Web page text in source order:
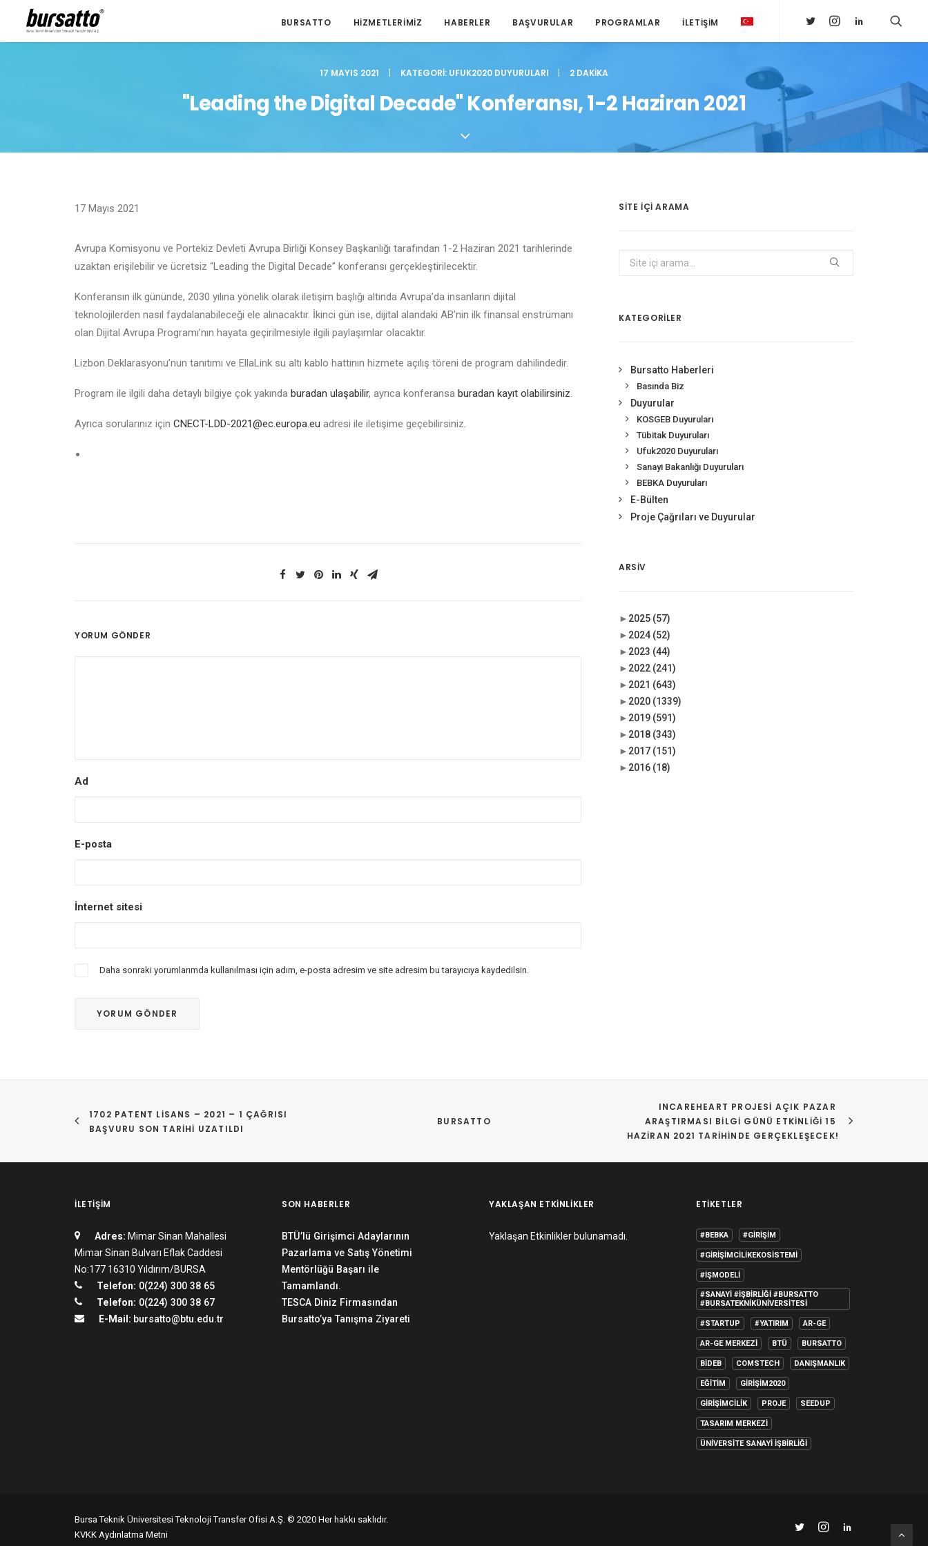
BURSATTO HIZMETLERIMIZ HABERLER BAŞVURULAR PROGRAMLAR İLETIŞIM
17 MAYIS 2021 | KATEGORI: UFUK2020 DUYURULARI | 2 DAKIKA
"Leading the Digital Decade" Konferansı, 1-2 Haziran 2021
17 Mayıs 2021
Avrupa Komisyonu ve Portekiz Devleti Avrupa Birliği Konsey Başkanlığı tarafından 1-2 Haziran 2021 tarihlerinde
uzaktan erişilebilir ve ücretsiz “Leading the Digital Decade” konferansı gerçekleştirilecektir.
Konferansın ilk gününde, 2030 yılına yönelik olarak iletişim başlığı altında Avrupa’da insanların dijital
teknolojilerden nasıl faydalanabileceği ele alınacaktır. İkinci gün ise, dijital alandaki AB’nin ilk finansal enstrümanı
olan Dijital Avrupa Programı’nın hayata geçirilmesiyle ilgili paylaşımlar olacaktır.
Lizbon Deklarasyonu’nun tanıtımı ve EllaLink su altı kablo hattının hizmete açılış töreni de program dahilindedir.
Program ile ilgili daha detaylı bilgiye çok yakında buradan ulaşabilir, ayrıca konferansa buradan kayıt olabilirsiniz.
Ayrıca sorularınız için CNECT-LDD-2021@ec.europa.eu adresi ile iletişime geçebilirsiniz.
YORUM GÖNDER
Ad
E-posta
İnternet sitesi
Daha sonraki yorumlarımda kullanılması için adım, e-posta adresim ve site adresim bu tarayıcıya kaydedilsin.
SITE IÇI ARAMA
KATEGORİLER
Bursatto Haberleri
Basında Biz
Duyurular
KOSGEB Duyuruları
Tübitak Duyuruları
Ufuk2020 Duyuruları
Sanayi Bakanlığı Duyuruları
BEBKA Duyuruları
E-Bülten
Proje Çağrıları ve Duyurular
ARSIV
► 2025 (57)
► 2024 (52)
► 2023 (44)
► 2022 (241)
► 2021 (643)
► 2020 (1339)
► 2019 (591)
► 2018 (343)
► 2017 (151)
► 2016 (18)
1702 PATENT LISANS – 2021 – 1 ÇAĞRISI
BAŞVURU SON TARIHI UZATILDI
BURSATTO
INCAREHEART PROJESI AÇIK PAZAR
ARAŞTIRMASI BILGI GÜNÜ ETKINLIĞI 15
HAZIRAN 2021 TARIHINDE GERÇEKLEŞECEK!
İLETIŞIM
Adres: Mimar Sinan Mahallesi
Mimar Sinan Bulvarı Eflak Caddesi
No:177 16310 Yıldırım/BURSA
Telefon: 0(224) 300 38 65
Telefon: 0(224) 300 38 67
E-Mail: bursatto@btu.edu.tr
SON HABERLER
BTÜ’lü Girişimci Adaylarının
Pazarlama ve Satış Yönetimi
Mentörlüğü Başarı ile
Tamamlandı.
TESCA Diniz Firmasından
Bursatto’ya Tanışma Ziyareti
YAKLAŞAN ETKINLIKLER
Yaklaşan Etkinlikler bulunamadı.
ETIKETLER
#BEBKA #GIRIŞIM
#GIRIŞIMCILIKEKOSISTEMI
#IŞMODELI
#SANAYI #IŞBIRLIĞI #BURSATTO
#BURSATEKNIKÜNIVERSITESI
#STARTUP #YATIRIM AR-GE
AR-GE MERKEZI BTÜ BURSATTO
BİDEB COMSTECH DANIŞMANLIK
EĞITIM GIRIŞIM2020
GIRIŞIMCILIK PROJE SEEDUP
TASARIM MERKEZI
ÜNIVERSITE SANAYI İŞBIRLIĞI
Bursa Teknik Üniversitesi Teknoloji Transfer Ofisi A.Ş. © 2020 Her hakkı saklıdır.
KVKK Aydınlatma Metni